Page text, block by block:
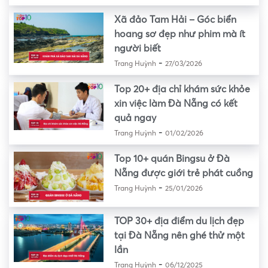
Xã đảo Tam Hải – Góc biển
hoang sơ đẹp như phim mà ít
người biết
Trang Huỳnh- 27/03/2026
Top 20+ địa chỉ khám sức khỏe
xin việc làm Đà Nẵng có kết
quả ngay
Trang Huỳnh- 01/02/2026
Top 10+ quán Bingsu ở Đà
Nẵng được giới trẻ phát cuồng
Trang Huỳnh- 25/01/2026
TOP 30+ địa điểm du lịch đẹp
tại Đà Nẵng nên ghé thử một
lần
Trang Huỳnh- 06/12/2025